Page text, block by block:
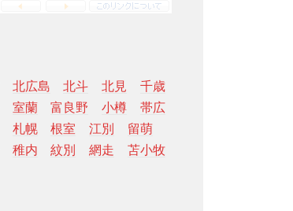
北広島 北斗 北見
千歳
室蘭 富良野 小樽
帯広
札幌 根室 江別
留萌
稚内 紋別 網走
苫小牧